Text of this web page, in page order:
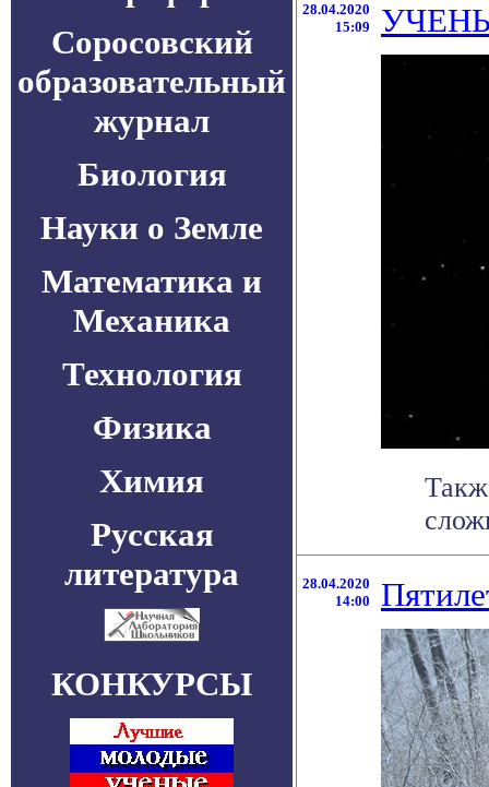
Соросовский
образовательный
журнал
Биология
Науки о Земле
Математика и
Механика
Технология
Физика
Химия
Русская
литература
КОНКУРСЫ
28.04.2020
15:09
28.04.2020
14:00